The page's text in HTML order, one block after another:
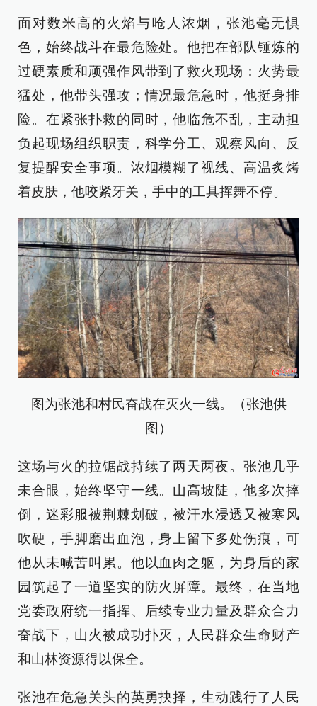
面对数米高的火焰与呛人浓烟，张池毫无惧
色，始终战斗在最危险处。他把在部队锤炼的
过硬素质和顽强作风带到了救火现场：火势最
猛处，他带头强攻；情况最危急时，他挺身排
险。在紧张扑救的同时，他临危不乱，主动担
负起现场组织职责，科学分工、观察风向、反
复提醒安全事项。浓烟模糊了视线、高温炙烤
着皮肤，他咬紧牙关，手中的工具挥舞不停。
图为张池和村民奋战在灭火一线。（张池供
图）
这场与火的拉锯战持续了两天两夜。张池几乎
未合眼，始终坚守一线。山高坡陡，他多次摔
倒，迷彩服被荆棘划破，被汗水浸透又被寒风
吹硬，手脚磨出血泡，身上留下多处伤痕，可
他从未喊苦叫累。他以血肉之躯，为身后的家
园筑起了一道坚实的防火屏障。最终，在当地
党委政府统一指挥、后续专业力量及群众合力
奋战下，山火被成功扑灭，人民群众生命财产
和山林资源得以保全。
张池在危急关头的英勇抉择，生动践行了人民